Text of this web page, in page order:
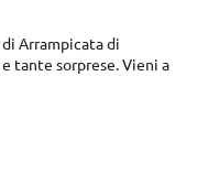
Arrampicata di
tante sorprese. Vieni a